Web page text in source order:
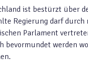
ist bestürzt über
Regierung darf
Parlament
werden